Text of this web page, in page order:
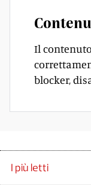
Il
blocker,
I più letti